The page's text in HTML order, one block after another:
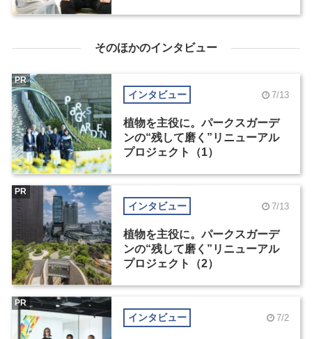
そのほかのインタビュー
インタビュー 7/13
植物を主役に。パークスガーデ
ンの“残して磨く”リニューアル
プロジェクト（1）
PR
インタビュー 7/13
植物を主役に。パークスガーデ
ンの“残して磨く”リニューアル
プロジェクト（2）
PR
インタビュー 7/2
PR